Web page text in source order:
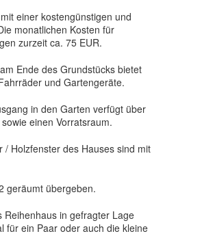
einer kostengünstigen und
monatlichen Kosten für
zurzeit ca. 75 EUR.
Ende des Grundstücks bietet
und Gartengeräte.
in den Garten verfügt über
einen Vorratsraum.
/ Holzfenster des Hauses sind mit
geräumt übergeben.
Reihenhaus in gefragter Lage
für ein Paar oder auch die kleine